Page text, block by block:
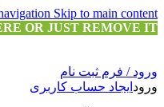
Skip to main content
OR JUST REMOVE IT…
ورود / فرم ثبت نام
ورود ایجاد حساب کاربری